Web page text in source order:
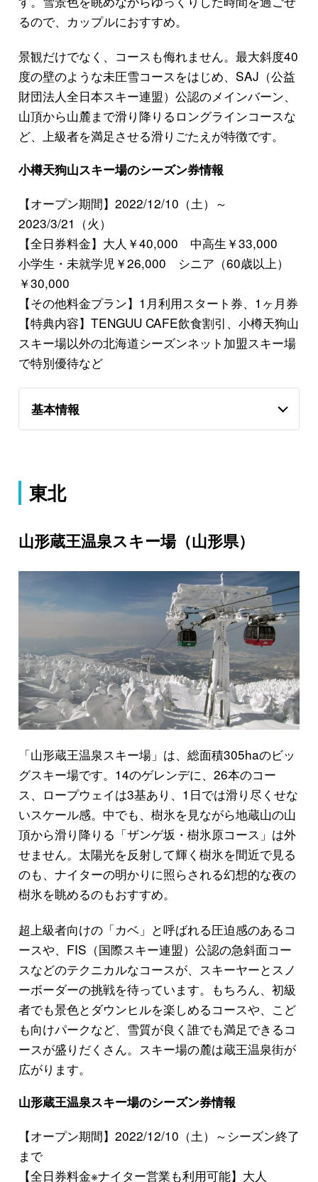
るので、カップルにおすすめ。
景観だけでなく、コースも侮れません。最大斜度40
度の壁のような未圧雪コースをはじめ、SAJ（公益
財団法人全日本スキー連盟）公認のメインバーン、
山頂から山麓まで滑り降りるロングラインコースな
ど、上級者を満足させる滑りごたえが特徴です。
小樽天狗山スキー場のシーズン券情報
【オープン期間】2022/12/10（土）～
2023/3/21（火）
【全日券料金】大人￥40,000 中高生￥33,000
小学生・未就学児￥26,000 シニア（60歳以上）
￥30,000
【その他料金プラン】1月利用スタート券、1ヶ月券
【特典内容】TENGUU CAFE飲食割引、小樽天狗山
スキー場以外の北海道シーズンネット加盟スキー場
で特別優待など
基本情報
東北
山形蔵王温泉スキー場（山形県）
「山形蔵王温泉スキー場」は、総面積305haのビッ
グスキー場です。14のゲレンデに、26本のコー
ス、ロープウェイは3基あり、1日では滑り尽くせな
いスケール感。中でも、樹氷を見ながら地蔵山の山
頂から滑り降りる「ザンゲ坂・樹氷原コース」は外
せません。太陽光を反射して輝く樹氷を間近で見る
のも、ナイターの明かりに照らされる幻想的な夜の
樹氷を眺めるのもおすすめ。
超上級者向けの「カベ」と呼ばれる圧迫感のあるコ
ースや、FIS（国際スキー連盟）公認の急斜面コー
スなどのテクニカルなコースが、スキーヤーとスノ
ーボーダーの挑戦を待っています。もちろん、初級
者でも景色とダウンヒルを楽しめるコースや、こど
も向けパークなど、雪質が良く誰でも満足できるコ
ースが盛りだくさん。スキー場の麓は蔵王温泉街が
広がります。
山形蔵王温泉スキー場のシーズン券情報
【オープン期間】2022/12/10（土）～シーズン終了
まで
【全日券料金※ナイター営業も利用可能】大人